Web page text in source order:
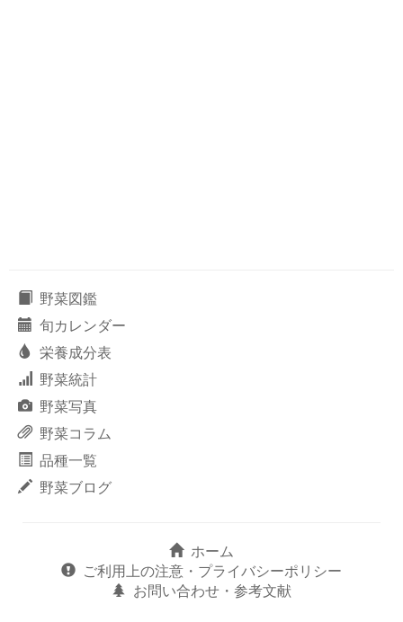
野菜図鑑
旬カレンダー
栄養成分表
野菜統計
野菜写真
野菜コラム
品種一覧
野菜ブログ
ホーム
ご利用上の注意・プライバシーポリシー
お問い合わせ・参考文献